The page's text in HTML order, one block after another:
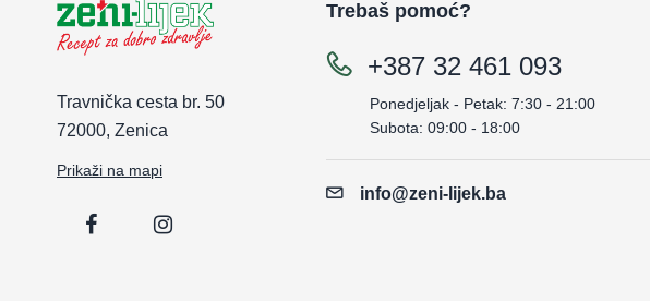
Travnička cesta br. 50
72000, Zenica
Prikaži na mapi
Trebaš pomoć?
+387 32 461 093
Ponedjeljak - Petak: 7:30 - 21:00
Subota: 09:00 - 18:00
info@zeni-lijek.ba